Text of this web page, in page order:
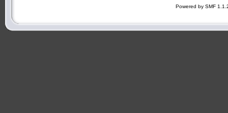
Powered by SMF